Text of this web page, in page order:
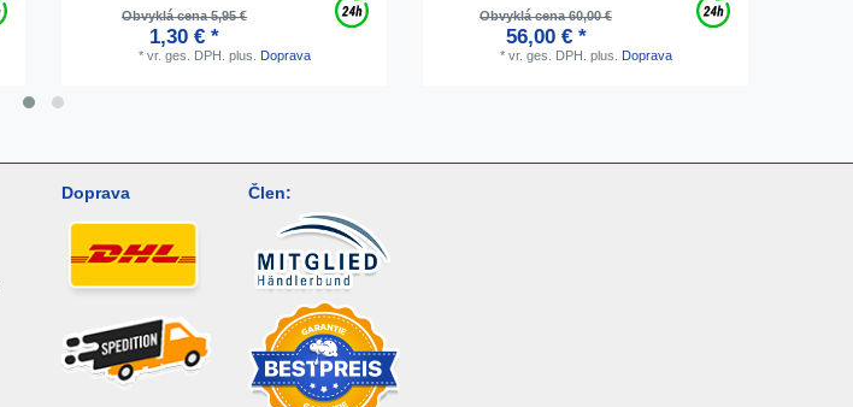
Obvyklá cena 5,95 €
1,30 € *
* vr. ges. DPH. plus. Doprava
Obvyklá cena 60,00 €
56,00 € *
* vr. ges. DPH. plus. Doprava
Doprava Člen: